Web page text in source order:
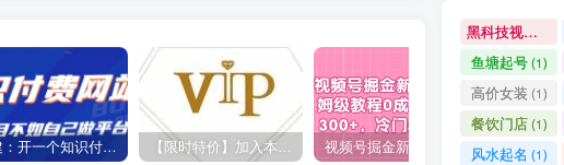
搭建：开一个知识付费资源网站，24小时全自动赚钱！ 【限时特价】加入本站VIP会员，海量最新各大团队网赚内部教程全免费，每天持续更新！
黑科技视频搬运
鱼塘起号(1)
高价女装 (1)
餐饮门店(1)
风水起名 (1)